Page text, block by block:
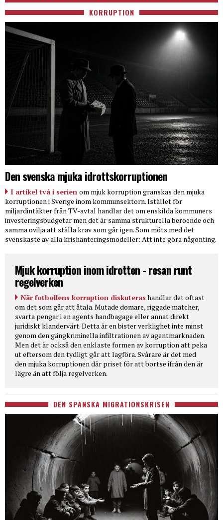
KORRUPTION
Den svenska mjuka idrottskorruptionen
I artikel två i serien om mjuk korruption granskas den mjuka
korruptionen i Sverige inom kommunsektorn. Istället för
miljardintäkter från TV-avtal handlar det om enskilda kommuners
investeringsbudgetar men det är samma strukturella beroende och
samma ovilja att ställa krav som går igen. Som möts med det
svenskaste av alla krishanteringsmodeller: Att inte göra någonting.
Mjuk korruption inom idrotten - resan runt
regelverken
När fotbollens korruption diskuteras handlar det oftast
om det som går att åtala. Mutade domare, riggade matcher,
svarta pengar i en agents handbagage eller annat direkt
juridiskt klandervärt. Detta är en bister verklighet inte minst
genom den gängkriminella infiltrationen av agentmarknaden.
Men det är också den enklaste formen av korruption att peka
ut eftersom den tydligt går att lagföra. Svårare är det med
den mjuka korruptionen där priset för att bortse ifrån den är
lägre än att följa regelverken.
DEN SPANSKA MIGRATIONSKRISEN